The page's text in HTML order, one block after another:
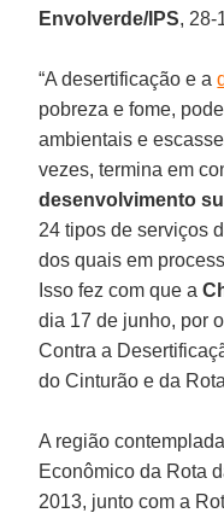
Envolverde/IPS, 28-
“A desertificação e a
pobreza e fome,
ambientais e
vezes, termina em
desenvolvimento
24 tipos de serviços
dos quais em
Isso fez com que a
dia 17 de junho, por
Contra a
do Cinturão e da
A região
Econômico da Rota
2013, junto com a